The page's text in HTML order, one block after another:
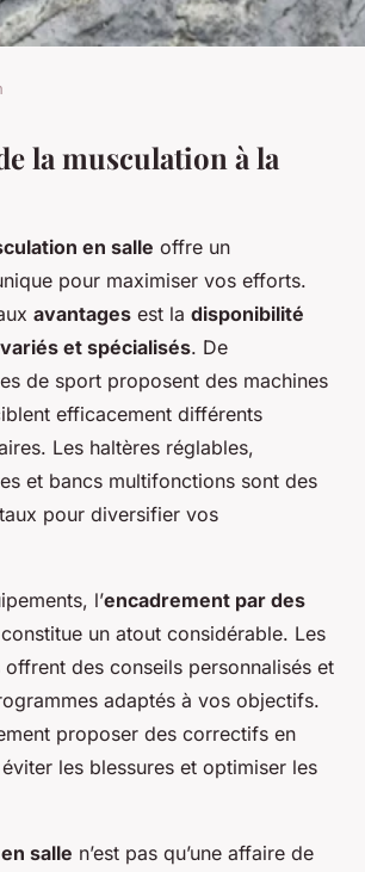
à la salle vs à la
programme
2024 • 6 min de lecture
la musculation à la
en salle offre un
pour maximiser vos efforts.
avantages est la disponibilité
et spécialisés. De
de sport proposent des machines
efficacement différents
Les haltères réglables,
et bancs multifonctions sont des
pour diversifier vos
l’encadrement par des
constitue un atout considérable. Les
des conseils personnalisés et
adaptés à vos objectifs.
proposer des correctifs en
les blessures et optimiser les
salle n’est pas qu’une affaire de